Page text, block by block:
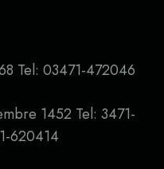
Tel: 03471-472046
1452 Tel: 3471-
620414